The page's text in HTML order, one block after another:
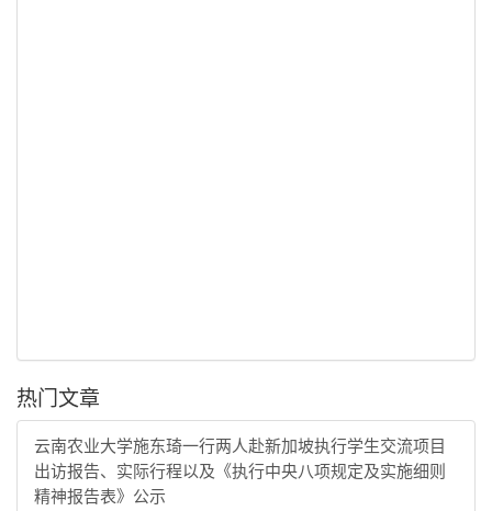
热门文章
云南农业大学施东琦一行两人赴新加坡执行学生交流项目
出访报告、实际行程以及《执行中央八项规定及实施细则
精神报告表》公示